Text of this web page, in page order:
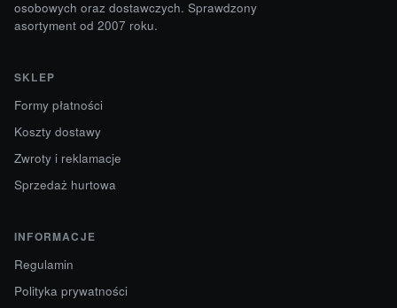
osobowych oraz dostawczych. Sprawdzony
asortyment od 2007 roku.
SKLEP
Formy płatności
Koszty dostawy
Zwroty i reklamacje
Sprzedaż hurtowa
INFORMACJE
Regulamin
Polityka prywatności